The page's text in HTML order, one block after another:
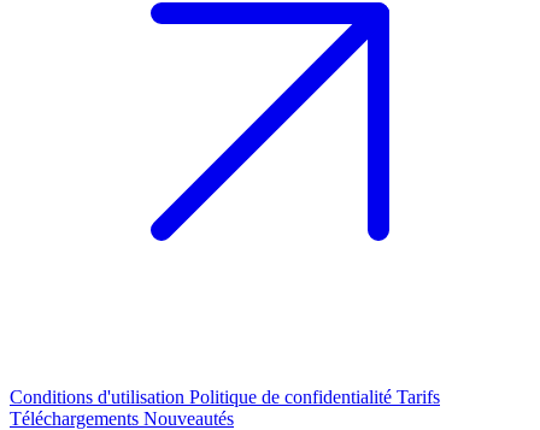
Conditions d'utilisation Politique de confidentialité Tarifs
Téléchargements Nouveautés